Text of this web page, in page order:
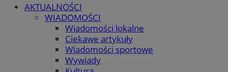
AKTUALNOŚCI
WIADOMOŚCI
Wiadomości lokalne
Ciekawe artykuły
Wiadomości sportowe
Wywiady